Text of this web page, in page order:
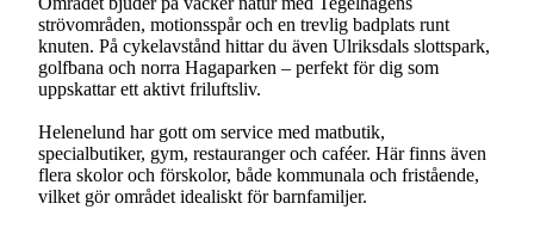
strövområden, motionsspår och en trevlig badplats runt
knuten. På cykelavstånd hittar du även Ulriksdals slottspark,
golfbana och norra Hagaparken – perfekt för dig som
uppskattar ett aktivt friluftsliv.
Helenelund har gott om service med matbutik,
specialbutiker, gym, restauranger och caféer. Här finns även
flera skolor och förskolor, både kommunala och fristående,
vilket gör området idealiskt för barnfamiljer.